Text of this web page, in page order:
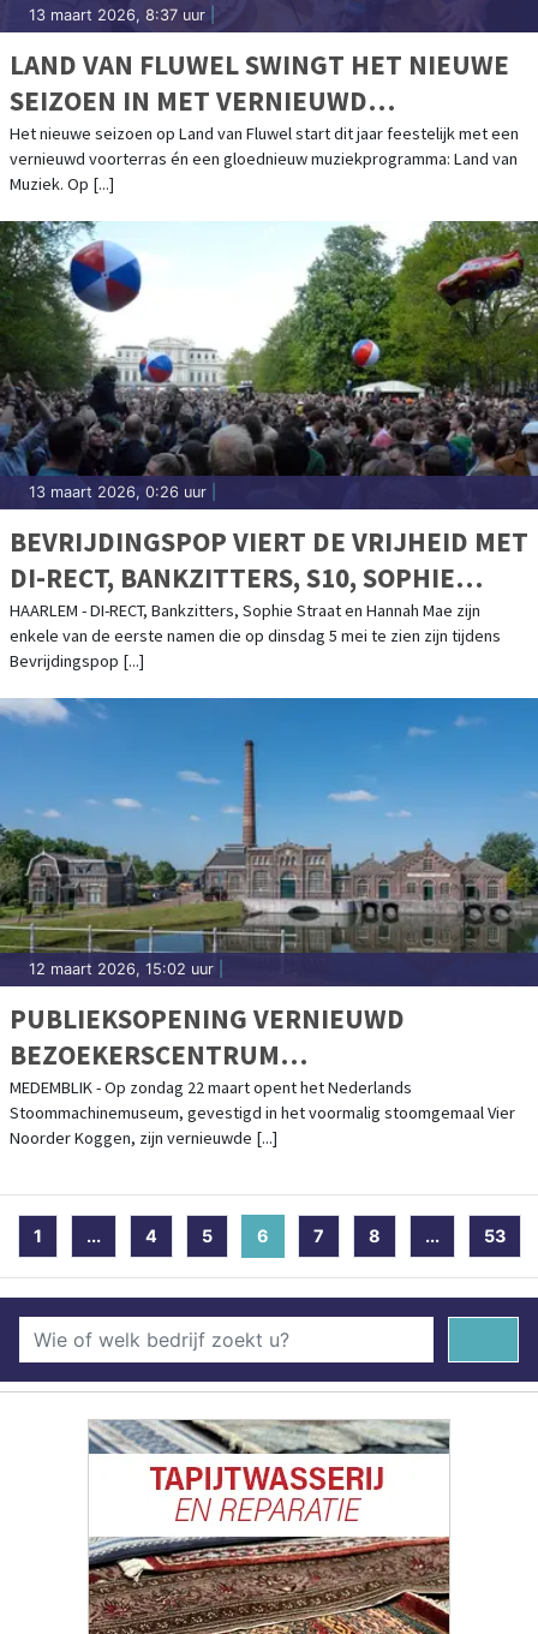
13 maart 2026, 8:37 uur
LAND VAN FLUWEL SWINGT HET NIEUWE
SEIZOEN IN MET VERNIEUWD
VOORTERRAS EN LAND VAN MUZIEK
Het nieuwe seizoen op Land van Fluwel start dit jaar feestelijk met een
vernieuwd voorterras én een gloednieuw muziekprogramma: Land van
Muziek. Op [...]
13 maart 2026, 0:26 uur
BEVRIJDINGSPOP VIERT DE VRIJHEID MET
DI-RECT, BANKZITTERS, S10, SOPHIE
STRAAT EN MEER
HAARLEM - DI-RECT, Bankzitters, Sophie Straat en Hannah Mae zijn
enkele van de eerste namen die op dinsdag 5 mei te zien zijn tijdens
Bevrijdingspop [...]
12 maart 2026, 15:02 uur
PUBLIEKSOPENING VERNIEUWD
BEZOEKERSCENTRUM
STOOMMACHINEMUSEUM
MEDEMBLIK - Op zondag 22 maart opent het Nederlands
Stoommachinemuseum, gevestigd in het voormalig stoomgemaal Vier
Noorder Koggen, zijn vernieuwde [...]
1 ... 4 5 6 (current)
7 8 ... 53